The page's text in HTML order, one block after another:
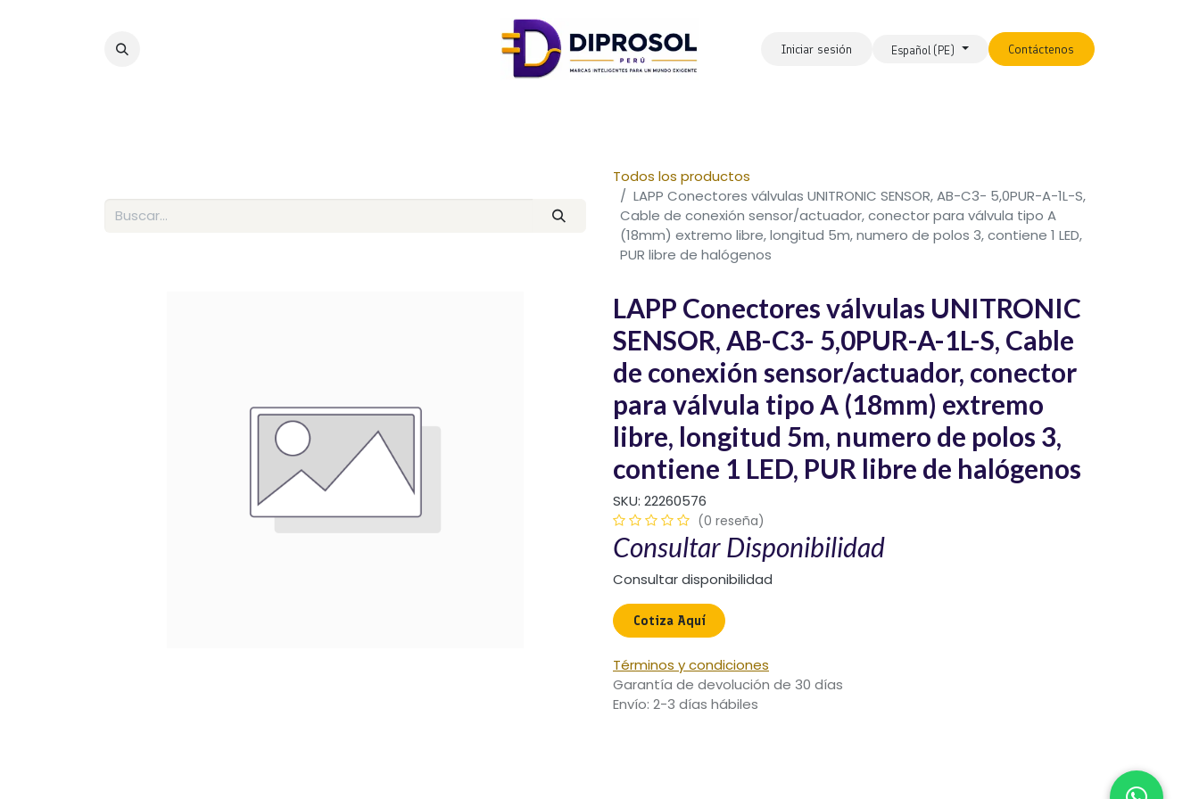
Iniciar sesión Español (PE) Contáctenos
Todos los productos
LAPP Conectores válvulas UNITRONIC SENSOR, AB-C3- 5,0PUR-A-1L-S,
Cable de conexión sensor/actuador, conector para válvula tipo A
(18mm) extremo libre, longitud 5m, numero de polos 3, contiene 1 LED,
PUR libre de halógenos
LAPP Conectores válvulas UNITRONIC
SENSOR, AB-C3- 5,0PUR-A-1L-S, Cable
de conexión sensor/actuador, conector
para válvula tipo A (18mm) extremo
libre, longitud 5m, numero de polos 3,
contiene 1 LED, PUR libre de halógenos
SKU: 22260576
(0 reseña)
Consultar Disponibilidad
Consultar disponibilidad
Cotiza Aquí​
Términos y condiciones
Garantía de devolución de 30 días
Envío: 2-3 días hábiles